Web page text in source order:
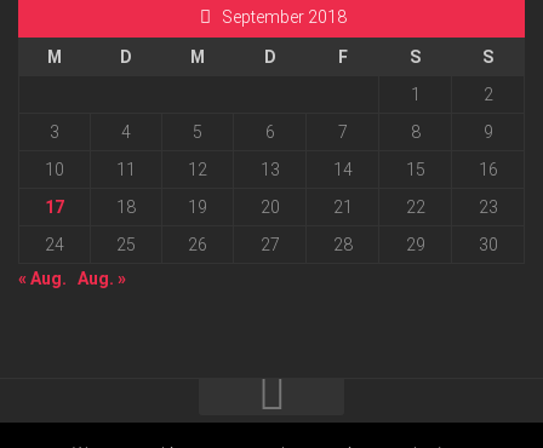
September 2018
M D M D F S
S
1
2
3
4 5 6 7 8
9
10
11 12 13 14 15
16
17
18 19 20 21 22
23
24
25 26 27 28 29
30
« Aug.
Aug. »